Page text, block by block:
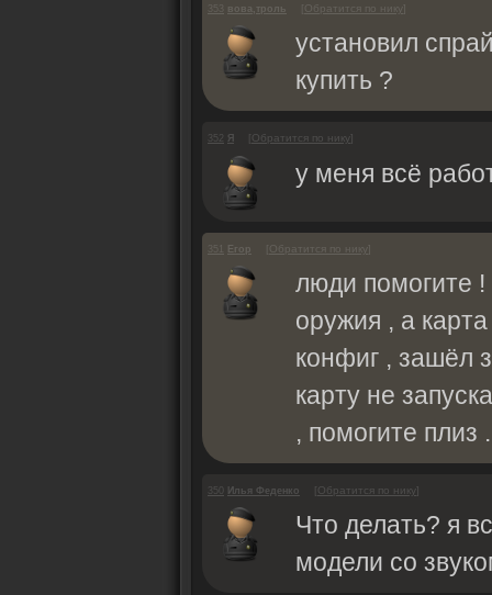
вова,троль [Обратится по нику ]
установил
купить ?
352 Я Обратится по нику
у меня всё
Егор [Обратится по нику ]
люди помогите !
оружия , а
конфиг , зашёл
карту не
, помогите плиз .
350 Илья Феденко [Обратится по нику]
Что делать? я
модели со